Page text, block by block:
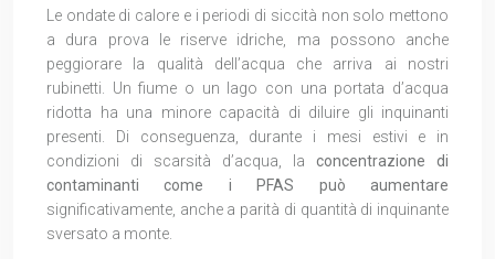
Le ondate di calore e i periodi di siccità non solo mettono
a dura prova le riserve idriche, ma possono anche
peggiorare la qualità dell’acqua che arriva ai nostri
rubinetti. Un fiume o un lago con una portata d’acqua
ridotta ha una minore capacità di diluire gli inquinanti
presenti. Di conseguenza, durante i mesi estivi e in
condizioni di scarsità d’acqua, la concentrazione di
contaminanti come i PFAS può aumentare
significativamente, anche a parità di quantità di inquinante
sversato a monte.